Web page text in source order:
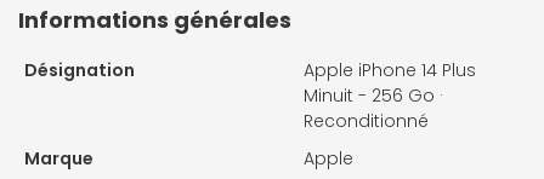
Informations générales
Désignation
Apple iPhone 14 Plus
Minuit - 256 Go ·
Reconditionné
Marque
Apple